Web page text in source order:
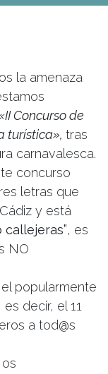
la amenaza
Concurso de
turística», tras
carnavalesca.
concurso
letras que
y está
callejeras”, es
NO
popularmente
decir, el 11
a tod@s